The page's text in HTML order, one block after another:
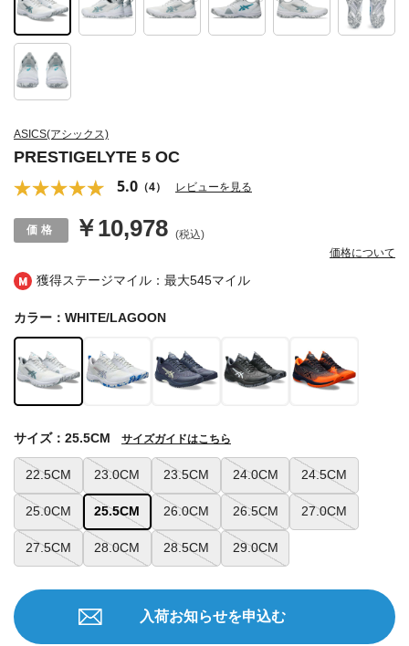
獲得ステージマイル：最大545マイル
ASICS(アシックス)
PRESTIGELYTE 5 OC
5.0 （4） レビューを見る
￥10,978 (税込)
価格について
カラー：WHITE/LAGOON
22.5CM 23.0CM 23.5CM 24.0CM 24.5CM
25.0CM 25.5CM 26.0CM 26.5CM 27.0CM
27.5CM 28.0CM 28.5CM 29.0CM
サイズ：25.5CM サイズガイドはこちら
入荷お知らせを申込む